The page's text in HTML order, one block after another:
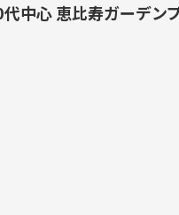
中心 恵比寿ガーデン